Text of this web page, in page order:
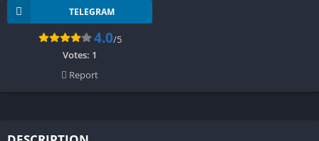
TELEGRAM
4.0/5
Votes: 1
Report